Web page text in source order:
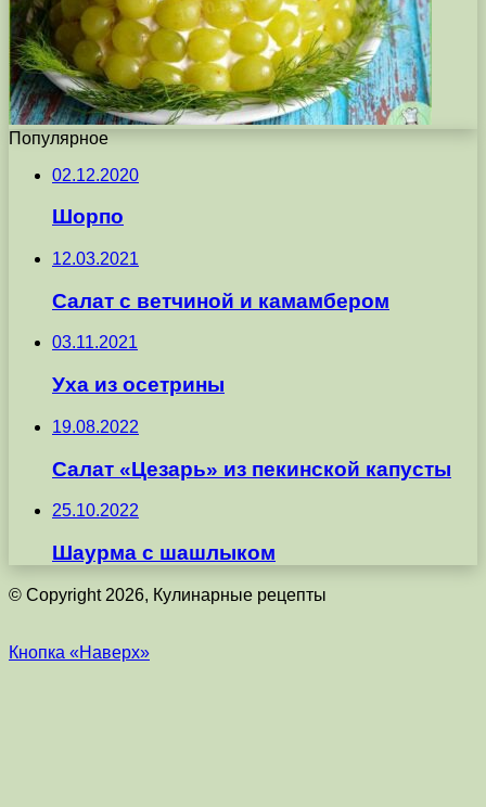
Популярное
02.12.2020
Шорпо
12.03.2021
Салат с ветчиной и камамбером
03.11.2021
Уха из осетрины
19.08.2022
Салат «Цезарь» из пекинской капусты
25.10.2022
Шаурма с шашлыком
© Copyright 2026, Кулинарные рецепты
Кнопка «Наверх»